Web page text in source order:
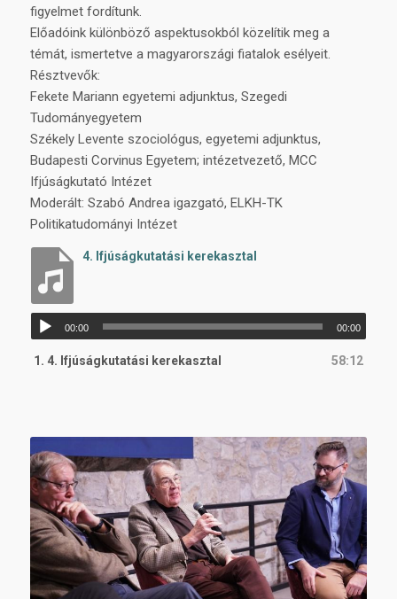
figyelmet fordítunk.
Előadóink különböző aspektusokból közelítik meg a
témát, ismertetve a magyarországi fiatalok esélyeit.
Résztvevők:
Fekete Mariann egyetemi adjunktus, Szegedi
Tudományegyetem
Székely Levente szociológus, egyetemi adjunktus,
Budapesti Corvinus Egyetem; intézetvezető, MCC
Ifjúságkutató Intézet
Moderált: Szabó Andrea igazgató, ELKH-TK
Politikatudományi Intézet
4. Ifjúságkutatási kerekasztal
Audió
lejátszó
00:00 00:00
1. 4. Ifjúságkutatási kerekasztal 58:12